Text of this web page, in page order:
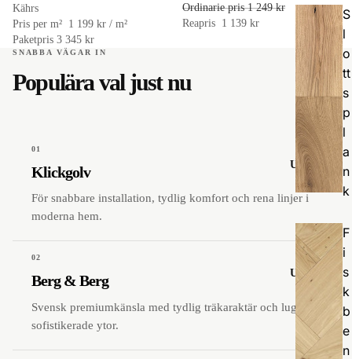
S
l
o
tt
s
p
l
a
n
k
F
i
s
k
b
e
n
Kährs
Pris per m² 1 199 kr / m²
Paketpris 3 345 kr
Ordinarie pris1 249 kr
Reapris 1 139 kr
SNABBA VÄGAR IN
Populära val just nu
01
Klickgolv
För snabbare installation, tydlig komfort och rena linjer i
moderna hem.
Utforska
02
Berg & Berg
Svensk premiumkänsla med tydlig träkaraktär och lugna,
sofistikerade ytor.
Utforska